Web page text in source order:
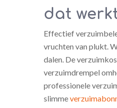
dat
Effectief
vruchten van plukt.
dalen. De
verzuimdrempel
professionele
slimme